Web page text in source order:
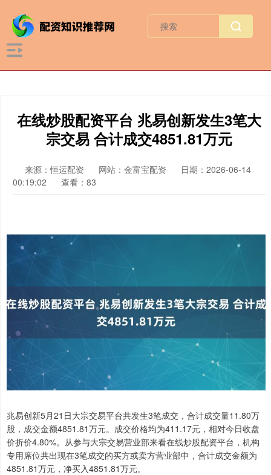
在线炒股配资平台 兆易创新发生3笔大
宗交易 合计成交4851.81万元
来源：恒运配资 网站：金富宝配资
日期：2026-06-14
00:19:02
查看：83
兆易创新5月21日大宗交易平台共发生3笔成交，合计成交量11.80万
股，成交金额4851.81万元。成交价格均为411.17元，相对今日收盘
价折价4.80%。从参与大宗交易营业部来看在线炒股配资平台，机构
专用席位共出现在3笔成交的买方或卖方营业部中，合计成交金额为
4851.81万元，净买入4851.81万元。